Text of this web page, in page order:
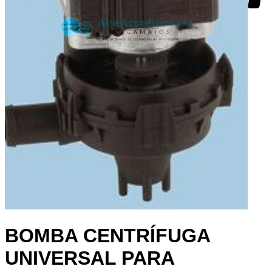
BOMBA CENTRÍFUGA
UNIVERSAL PARA